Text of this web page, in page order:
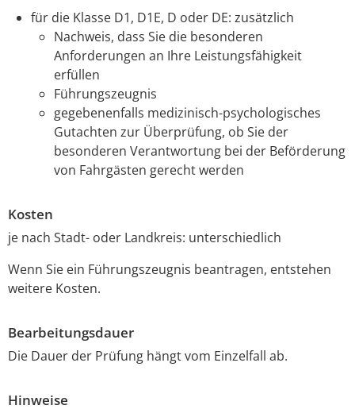
für die Klasse D1, D1E, D oder DE: zusätzlich
Nachweis, dass Sie die besonderen
Anforderungen an Ihre Leistungsfähigkeit
erfüllen
Führungszeugnis
gegebenenfalls medizinisch-psychologisches
Gutachten zur Überprüfung, ob Sie der
besonderen Verantwortung bei der Beförderung
von Fahrgästen gerecht werden
Kosten
je nach Stadt- oder Landkreis: unterschiedlich
Wenn Sie ein Führungszeugnis beantragen, entstehen
weitere Kosten.
Bearbeitungsdauer
Die Dauer der Prüfung hängt vom Einzelfall ab.
Hinweise